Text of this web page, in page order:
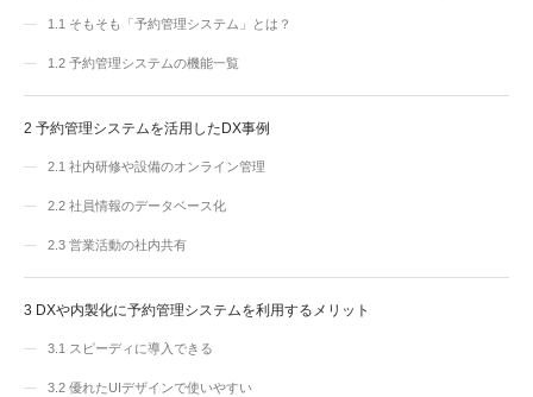
1.1 そもそも「予約管理システム」とは？
1.2 予約管理システムの機能一覧
2 予約管理システムを活用したDX事例
2.1 社内研修や設備のオンライン管理
2.2 社員情報のデータベース化
2.3 営業活動の社内共有
3 DXや内製化に予約管理システムを利用するメリット
3.1 スピーディに導入できる
3.2 優れたUIデザインで使いやすい